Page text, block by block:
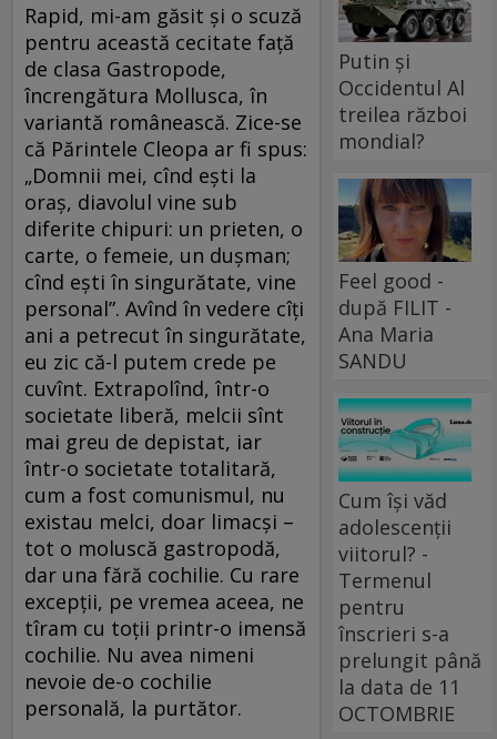
Rapid, mi-am găsit și o scuză
pentru această cecitate față
de clasa Gastropode,
încrengătura Mollusca, în
variantă românească. Zice-se
că Părintele Cleopa ar fi spus:
„Domnii mei, cînd eşti la
oraş, diavolul vine sub
diferite chipuri: un prieten, o
carte, o femeie, un duşman;
cînd eşti în singurătate, vine
personal”. Avînd în vedere cîți
ani a petrecut în singurătate,
eu zic că-l putem crede pe
cuvînt. Extrapolînd, într-o
societate liberă, melcii sînt
mai greu de depistat, iar
într-o societate totalitară,
cum a fost comunismul, nu
existau melci, doar limacși –
tot o moluscă gastropodă,
dar una fără cochilie. Cu rare
excepții, pe vremea aceea, ne
tîram cu toții printr-o imensă
cochilie. Nu avea nimeni
nevoie de-o cochilie
personală, la purtător.
Putin și
Occidentul Al
treilea război
mondial?
Feel good -
după FILIT -
Ana Maria
SANDU
Cum își văd
adolescenții
viitorul? -
Termenul
pentru
înscrieri s-a
prelungit până
la data de 11
OCTOMBRIE